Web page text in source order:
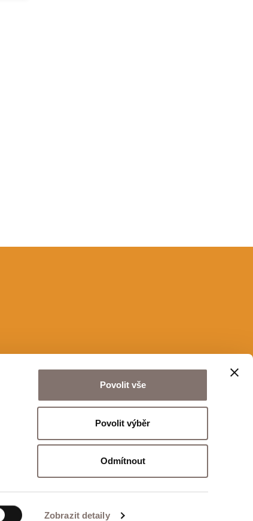
Zobrazit detaily
Povolit vše
Povolit výběr
Odmítnout